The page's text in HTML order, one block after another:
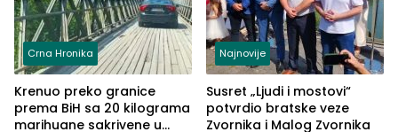
Crna Hronika
Krenuo preko granice
prema BiH sa 20 kilograma
marihuane sakrivene u
Najnovije
Susret „Ljudi i mostovi“
potvrdio bratske veze
Zvornika i Malog Zvornika